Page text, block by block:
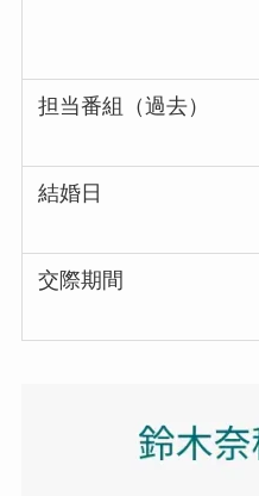
担当番組（過去）
結婚日
交際期間